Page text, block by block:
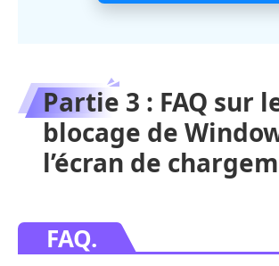
Partie 3 : FAQ sur
blocage de
l’écran de
FAQ.